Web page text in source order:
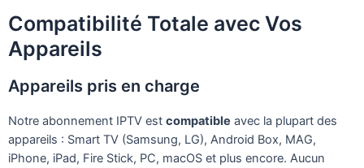
Compatibilité Totale avec Vos
Appareils
Appareils pris en charge
Notre abonnement IPTV est compatible avec la plupart des
appareils : Smart TV (Samsung, LG), Android Box, MAG,
iPhone, iPad, Fire Stick, PC, macOS et plus encore. Aucun